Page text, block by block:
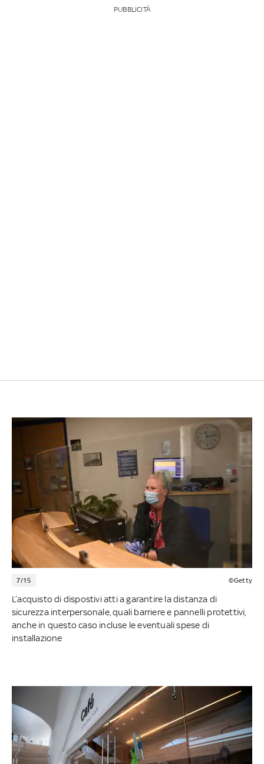
PUBBLICITÀ
7/15 ©Getty
L’acquisto di dispostivi atti a garantire la distanza di
sicurezza interpersonale, quali barriere e pannelli protettivi,
anche in questo caso incluse le eventuali spese di
installazione